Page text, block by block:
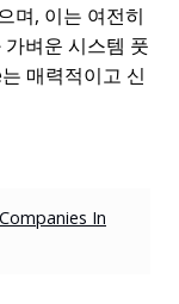
며, 이는 여전히
벼운 시스템 풋
매력적이고 신
In